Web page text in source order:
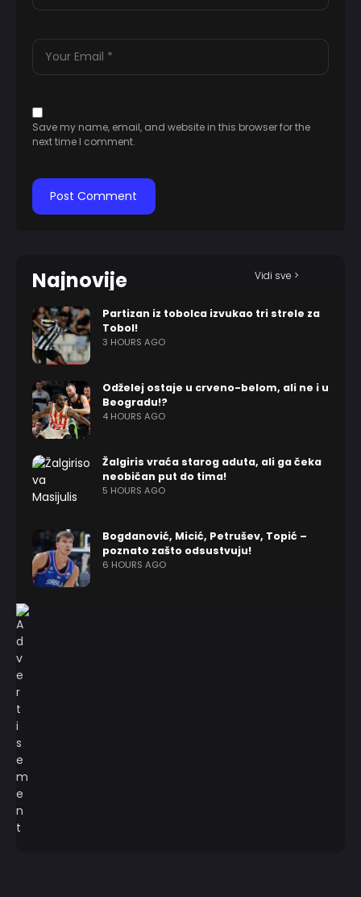
Save my name, email, and website in this browser for the
next time I comment.
Najnovije Vidi sve >
Partizan iz tobolca izvukao tri strele za
Tobol!
3 HOURS AGO
Odželej ostaje u crveno-belom, ali ne i u
Beogradu!?
4 HOURS AGO
Žalgiris vraća starog aduta, ali ga čeka
neobičan put do tima!
5 HOURS AGO
Bogdanović, Micić, Petrušev, Topić –
poznato zašto odsustvuju!
6 HOURS AGO